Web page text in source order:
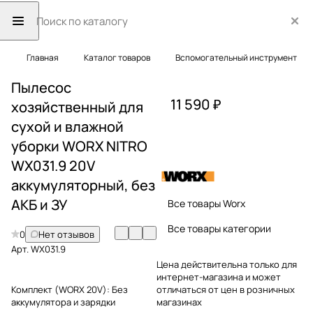
Главная Каталог товаров Вспомогательный инструмент
Пылесос
хозяйственный для
сухой и влажной
уборки WORX NITRO
WX031.9 20V
аккумуляторный, без
АКБ и ЗУ
0
Нет отзывов
Арт.WX031.9
Комплект (WORX 20V): Без
аккумулятора и зарядки
11 590 ₽
Все товары Worx
Все товары категории
Цена действительна только для
интернет-магазина и может
отличаться от цен в розничных
магазинах